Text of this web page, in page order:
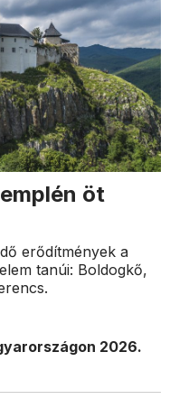
öt
erődítmények a
tanúi: Boldogkő,
2026.